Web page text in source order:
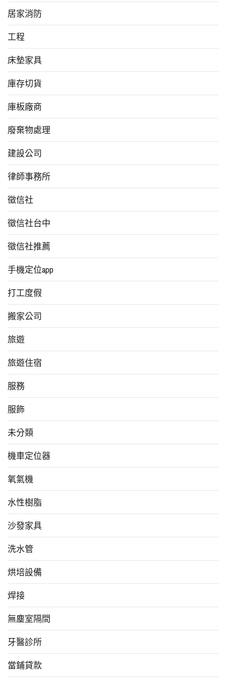
居家消防
工程
床墊家具
庫存切貨
庫板廠商
廢棄物處理
建設公司
律師事務所
徵信社
徵信社台中
徵信社推薦
手機定位app
打工度假
搬家公司
旅遊
旅遊住宿
服務
服飾
未分類
機車定位器
氧氣機
水性樹脂
沙發家具
洗水管
烘培設備
焊接
無塵室隔間
牙醫診所
當鋪貸款